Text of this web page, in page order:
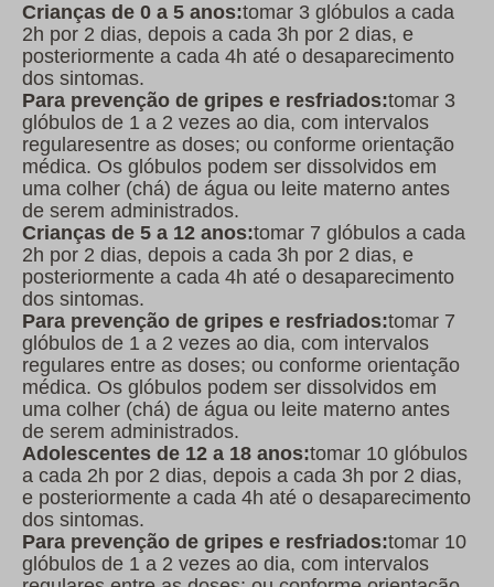
Crianças de 0 a 5 anos:tomar 3 glóbulos a cada
2h por 2 dias, depois a cada 3h por 2 dias, e
posteriormente a cada 4h até o desaparecimento
dos sintomas.
Para prevenção de gripes e resfriados:tomar 3
glóbulos de 1 a 2 vezes ao dia, com intervalos
regularesentre as doses; ou conforme orientação
médica. Os glóbulos podem ser dissolvidos em
uma colher (chá) de água ou leite materno antes
de serem administrados.
Crianças de 5 a 12 anos:tomar 7 glóbulos a cada
2h por 2 dias, depois a cada 3h por 2 dias, e
posteriormente a cada 4h até o desaparecimento
dos sintomas.
Para prevenção de gripes e resfriados:tomar 7
glóbulos de 1 a 2 vezes ao dia, com intervalos
regulares entre as doses; ou conforme orientação
médica. Os glóbulos podem ser dissolvidos em
uma colher (chá) de água ou leite materno antes
de serem administrados.
Adolescentes de 12 a 18 anos:tomar 10 glóbulos
a cada 2h por 2 dias, depois a cada 3h por 2 dias,
e posteriormente a cada 4h até o desaparecimento
dos sintomas.
Para prevenção de gripes e resfriados:tomar 10
glóbulos de 1 a 2 vezes ao dia, com intervalos